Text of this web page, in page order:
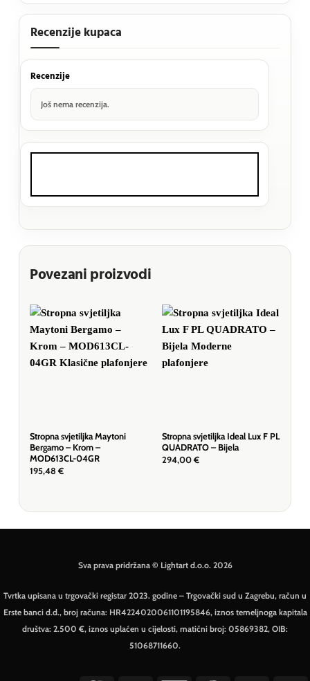
Recenzije kupaca
Recenzije
Još nema recenzija.
Povezani proizvodi
Stropna svjetiljka Maytoni
Bergamo – Krom –
MOD613CL-04GR
195,48 €
Stropna svjetiljka Ideal Lux F PL
QUADRATO – Bijela
294,00 €
Sva prava pridržana © Lightart d.o.o. 2026
Tvrtka upisana u trgovački registar 2023. godine – Trgovački sud u Zagrebu, račun u
Erste banci d.d., broj računa: HR4224020061101195846, iznos temeljnoga kapitala
društva: 2.500 €, iznos uplaćen u cijelosti, matični broj: 05869382, OIB:
51068711660.